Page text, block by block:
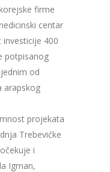
firme
centar
400
potpisanog
od
arapskog
projekata
Trebevićke
i
Igman,